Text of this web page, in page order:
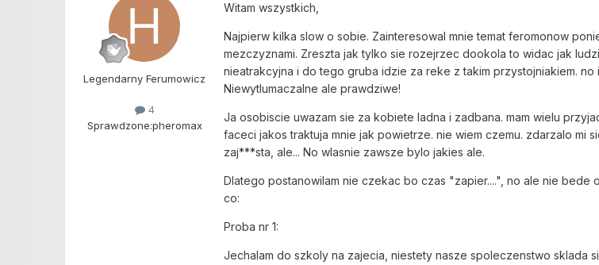
Legendarny Ferumowicz
4
Sprawdzone:pheromax
Witam wszystkich,
Najpierw kilka slow o sobie. Zainteresowal mnie temat feromonow
mezczyznami. Zreszta jak tylko sie rozejrzec dookola to widac jak
nieatrakcyjna i do tego gruba idzie za reke z takim przystojniakiem.
Niewytlumaczalne ale prawdziwe!
Ja osobiscie uwazam sie za kobiete ladna i zadbana. mam wielu
faceci jakos traktuja mnie jak powietrze. nie wiem czemu. zdarzalo mi
zaj***sta, ale... No wlasnie zawsze bylo jakies ale.
Dlatego postanowilam nie czekac bo czas "zapier....", no ale nie
co:
Proba nr 1:
Jechalam do szkoly na zajecia, niestety nasze spoleczenstwo sklada